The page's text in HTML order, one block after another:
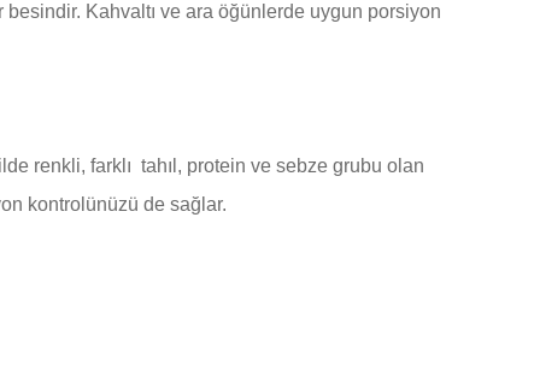
Kahvaltı ve ara öğünlerde uygun porsiyon
renkli, farklı tahıl, protein ve sebze grubu olan
kontrolünüzü de sağlar.